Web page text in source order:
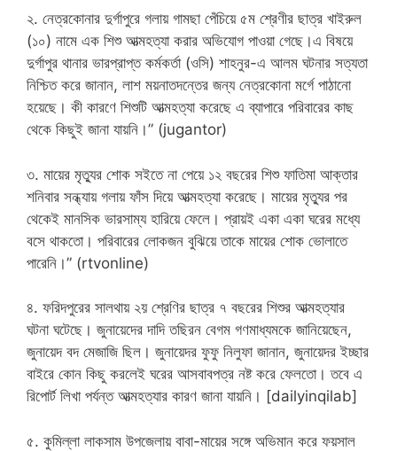
২. নেত্রকোনার দুর্গাপুরে গলায় গামছা পেঁচিয়ে ৫ম শ্রেণীর ছাত্র খাইরুল
(১০) নামে এক শিশু আত্মহত্যা করার অভিযোগ পাওয়া গেছে।এ বিষয়ে
দুর্গাপুর থানার ভারপ্রাপ্ত কর্মকর্তা (ওসি) শাহনুর-এ আলম ঘটনার সত্যতা
নিশ্চিত করে জানান, লাশ ময়নাতদন্তের জন্য নেত্রকোনা মর্গে পাঠানো
হয়েছে। কী কারণে শিশুটি আত্মহত্যা করেছে এ ব্যাপারে পরিবারের কাছ
থেকে কিছুই জানা যায়নি।” (jugantor)
৩. মায়ের মৃত্যুর শোক সইতে না পেয়ে ১২ বছরের শিশু ফাতিমা আক্তার
শনিবার সন্ধ্যায় গলায় ফাঁস দিয়ে আত্মহত্যা করেছে। মায়ের মৃত্যুর পর
থেকেই মানসিক ভারসাম্য হারিয়ে ফেলে। প্রায়ই একা একা ঘরের মধ্যে
বসে থাকতো। পরিবারের লোকজন বুঝিয়ে তাকে মায়ের শোক ভোলাতে
পারেনি।” (rtvonline)
৪. ফরিদপুরের সালথায় ২য় শ্রেণির ছাত্র ৭ বছরের শিশুর আত্মহত্যার
ঘটনা ঘটেছে। জুনায়েদের দাদি তছিরন বেগম গণমাধ্যমকে জানিয়েছেন,
জুনায়েদ বদ মেজাজি ছিল। জুনায়েদর ফুফু নিলুফা জানান, জুনায়েদর ইচ্ছার
বাইরে কোন কিছু করলেই ঘরের আসবাবপত্র নষ্ট করে ফেলতো। তবে এ
রিপোর্ট লিখা পর্যন্ত আত্মহত্যার কারণ জানা যায়নি। [dailyinqilab]
৫. কুমিল্লা লাকসাম উপজেলায় বাবা-মায়ের সঙ্গে অভিমান করে ফয়সাল